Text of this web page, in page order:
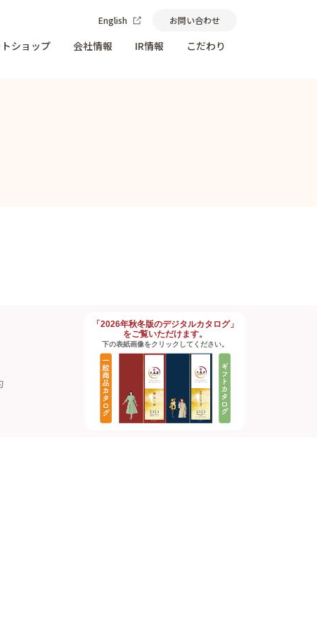
English お問い合わせ
ショップ 会社情報 IR情報 こだわり
「2026年秋冬版のデジタルカタログ」
をご覧いただけます。
下の表紙画像をクリックしてください。